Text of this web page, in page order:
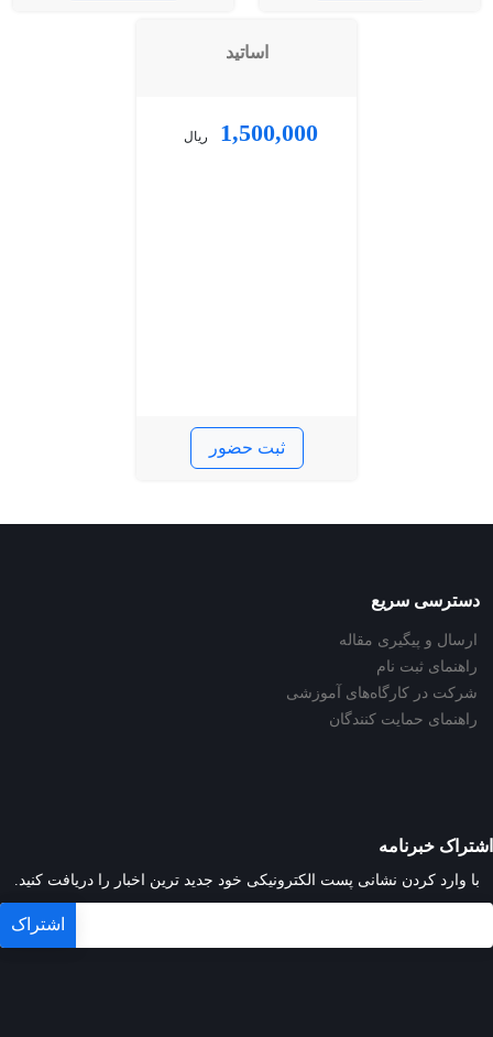
اساتید
1,500,000 ریال
ثبت حضور
دسترسی سریع
ارسال و پیگیری مقاله
راهنمای ثبت نام
شرکت در کارگاه‌های آموزشی
راهنمای حمایت کنندگان
اشتراک خبرنامه
با وارد کردن نشانی پست الکترونیکی خود جدید ترین اخبار را دریافت کنید.